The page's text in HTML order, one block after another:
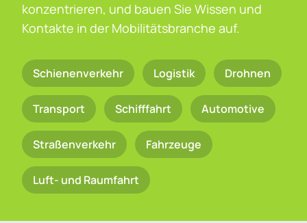
konzentrieren, und bauen Sie Wissen und
Kontakte in der Mobilitätsbranche auf.
Schienenverkehr Logistik Drohnen
Transport Schifffahrt Automotive
Straßenverkehr Fahrzeuge
Luft- und Raumfahrt